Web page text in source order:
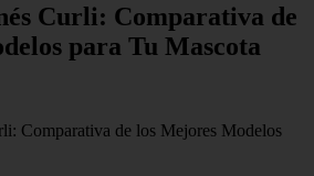
Curli: Comparativa de
para Tu Mascota